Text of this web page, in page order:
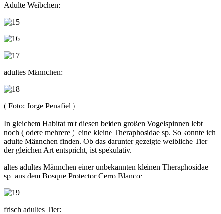
Adulte Weibchen:
adultes Männchen:
( Foto: Jorge Penafiel )
In gleichem Habitat mit diesen beiden großen Vogelspinnen lebt
noch ( odere mehrere ) eine kleine Theraphosidae sp. So konnte ich
adulte Männchen finden. Ob das darunter gezeigte weibliche Tier
der gleichen Art entspricht, ist spekulativ.
altes adultes Männchen einer unbekannten kleinen Theraphosidae
sp. aus dem Bosque Protector Cerro Blanco:
frisch adultes Tier: